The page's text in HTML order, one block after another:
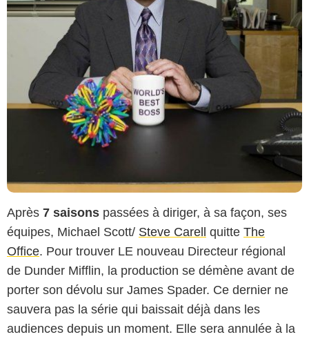
Après 7 saisons passées à diriger, à sa façon, ses
équipes, Michael Scott/ Steve Carell quitte The
Office. Pour trouver LE nouveau Directeur régional
de Dunder Mifflin, la production se démène avant de
porter son dévolu sur James Spader. Ce dernier ne
sauvera pas la série qui baissait déjà dans les
audiences depuis un moment. Elle sera annulée à la